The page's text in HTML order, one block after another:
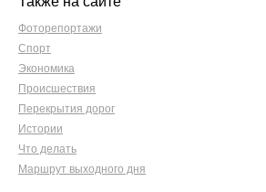
Фоторепортажи
Спорт
Экономика
Происшествия
Перекрытия дорог
Истории
Что делать
Маршрут выходного дня